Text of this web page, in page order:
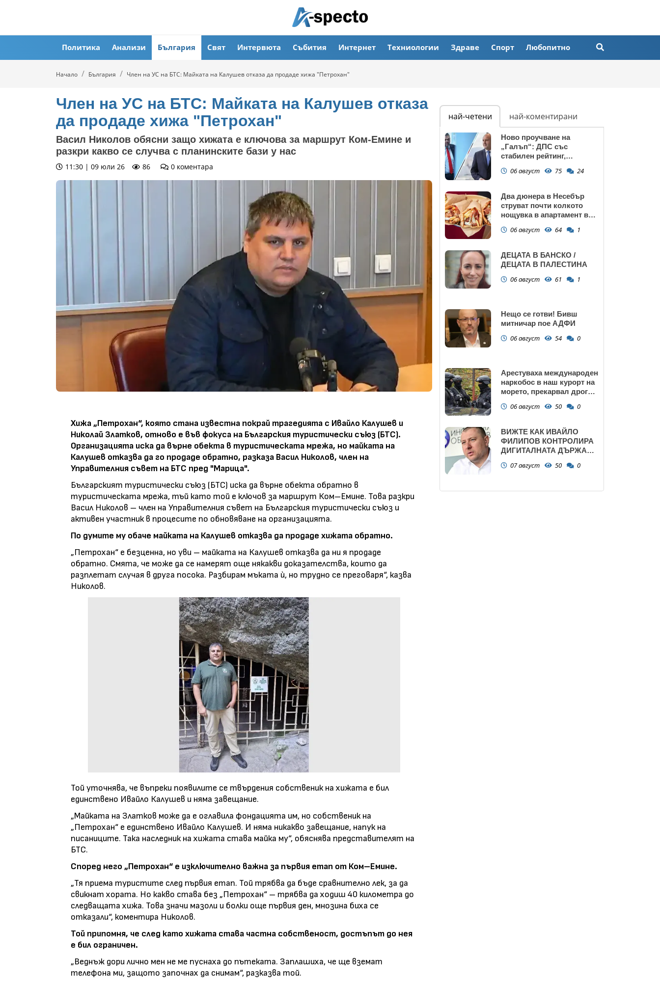
Политика Анализи България Свят Интервюта Събития Интернет Техниологии Здраве Спорт Любопитно
Начало България Член на УС на БТС: Майката на Калушев отказа да продаде хижа "Петрохан"
Член на УС на БТС: Майката на Калушев отказа
да продаде хижа "Петрохан"
Васил Николов обясни защо хижата е ключова за маршрут Ком-Емине и
разкри какво се случва с планинските бази у нас
11:30 | 09 юли 26 86 0 коментара
Хижа „Петрохан“, която стана известна покрай трагедията с Ивайло Калушев и
Николай Златков, отново е във фокуса на Българския туристически съюз (БТС).
Организацията иска да върне обекта в туристическата мрежа, но майката на
Калушев отказва да го продаде обратно, разказа Васил Николов, член на
Управителния съвет на БТС пред "Марица".
Българският туристически съюз (БТС) иска да върне обекта обратно в
туристическата мрежа, тъй като той е ключов за маршрут Ком–Емине. Това разкри
Васил Николов – член на Управителния съвет на Българския туристически съюз и
активен участник в процесите по обновяване на организацията.
По думите му обаче майката на Калушев отказва да продаде хижата обратно.
„Петрохан“ е безценна, но уви – майката на Калушев отказва да ни я продаде
обратно. Смята, че може да се намерят още някакви доказателства, които да
разплетат случая в друга посока. Разбирам мъката ѝ, но трудно се преговаря“, казва
Николов.
Той уточнява, че въпреки появилите се твърдения собственик на хижата е бил
единствено Ивайло Калушев и няма завещание.
„Майката на Златков може да е оглавила фондацията им, но собственик на
„Петрохан“ е единствено Ивайло Калушев. И няма никакво завещание, напук на
писаниците. Така наследник на хижата става майка му“, обяснява представителят на
БТС.
Според него „Петрохан“ е изключително важна за първия етап от Ком–Емине.
„Тя приема туристите след първия етап. Той трябва да бъде сравнително лек, за да
свикнат хората. Но какво става без „Петрохан“ – трябва да ходиш 40 километра до
следващата хижа. Това значи мазоли и болки още първия ден, мнозина биха се
отказали“, коментира Николов.
Той припомня, че след като хижата става частна собственост, достъпът до нея
е бил ограничен.
„Веднъж дори лично мен не ме пуснаха до пътеката. Заплашиха, че ще вземат
телефона ми, защото започнах да снимам“, разказва той.
най-четени най-коментирани
Ново проучване на
„Галъп“: ДПС със
стабилен рейтинг,
запазва
06 август 75 24
Два дюнера в Несебър
струват почти колкото
нощувка в апартамент в
06 август 64 1
ДЕЦАТА В БАНСКО /
ДЕЦАТА В ПАЛЕСТИНА
06 август 61 1
Нещо се готви! Бивш
митничар пое АДФИ
06 август 54 0
Арестуваха международен
наркобос в наш курорт на
морето, прекарвал дрога
06 август 50 0
ВИЖТЕ КАК ИВАЙЛО
ФИЛИПОВ КОНТРОЛИРА
ДИГИТАЛНАТА ДЪРЖАВА
ПРАВИТЕЛСТВОТО?
07 август 50 0